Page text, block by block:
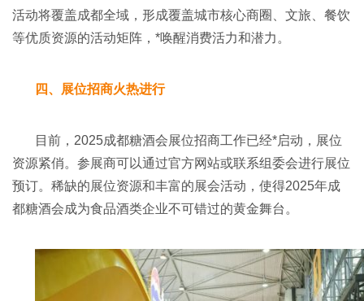
活动将覆盖成都全域，形成覆盖城市核心商圈、文旅、餐饮
等优质资源的活动矩阵，*唤醒消费活力和潜力。
四、展位招商火热进行
目前，2025成都糖酒会展位招商工作已经*启动，展位
资源紧俏。参展商可以通过官方网站或联系组委会进行展位
预订。稀缺的展位资源和丰富的展会活动，使得2025年成
都糖酒会成为食品酒类企业不可错过的黄金舞台。